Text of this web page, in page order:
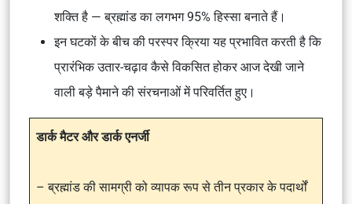
शक्ति है — ब्रह्मांड का लगभग 95% हिस्सा बनाते हैं।
इन घटकों के बीच की परस्पर क्रिया यह प्रभावित करती है कि
प्रारंभिक उतार-चढ़ाव कैसे विकसित होकर आज देखी जाने
वाली बड़े पैमाने की संरचनाओं में परिवर्तित हुए।
डार्क मैटर और डार्क एनर्जी
– ब्रह्मांड की सामग्री को व्यापक रूप से तीन प्रकार के पदार्थों